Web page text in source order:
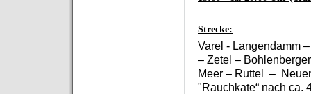
Strecke:
Varel - Langendamm
– Zetel –
Meer – Ruttel
–
"Rauchkate“ nach ca.